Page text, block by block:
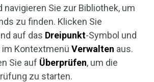
navigieren Sie zur Bibliothek, um
zu finden. Klicken Sie
auf das Dreipunkt-Symbol und
im Kontextmenü Verwalten aus.
Sie auf Überprüfen, um die
zu starten.